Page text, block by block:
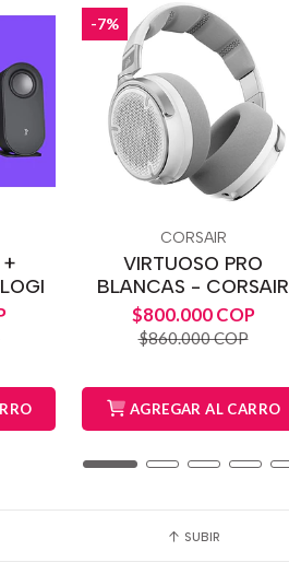
+
-7%
CORSAIR
VIRTUOSO PRO
BLANCAS - CORSAIR
$800.000 COP
$860.000 COP
AGREGAR AL CARRO
SUBIR